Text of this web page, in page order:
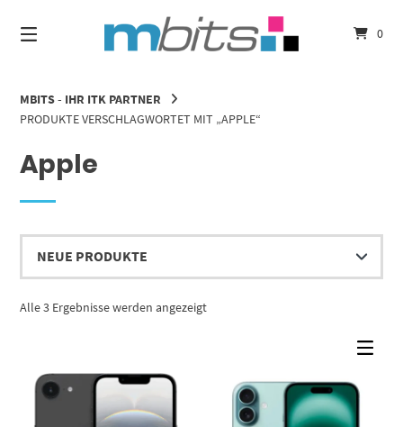
zum
Inhalt
0
MBITS - IHR ITK PARTNER
PRODUKTE VERSCHLAGWORTET MIT „APPLE“
Apple
Alle 3 Ergebnisse werden angezeigtNach